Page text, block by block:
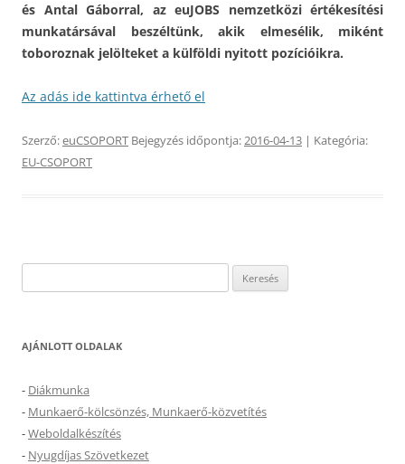
és Antal Gáborral, az euJOBS nemzetközi értékesítési
munkatársával beszéltünk, akik elmesélik, miként
toboroznak jelölteket a külföldi nyitott pozícióikra.
Az adás ide kattintva érhető el
Szerző:euCSOPORT Bejegyzés időpontja:2016-04-13 | Kategória:
EU-CSOPORT
AJÁNLOTT OLDALAK
- Diákmunka
- Munkaerő-kölcsönzés, Munkaerő-közvetítés
-Weboldalkészítés
- Nyugdíjas Szövetkezet